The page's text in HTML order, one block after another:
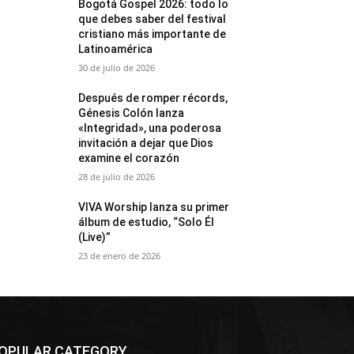
Bogotá Gospel 2026: todo lo
que debes saber del festival
cristiano más importante de
Latinoamérica
30 de julio de 2026
Después de romper récords,
Génesis Colón lanza
«Integridad», una poderosa
invitación a dejar que Dios
examine el corazón
28 de julio de 2026
VIVA Worship lanza su primer
álbum de estudio, “Solo Él
(Live)”
23 de enero de 2026